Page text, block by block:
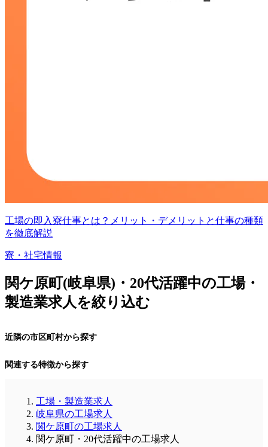
工場の即入寮仕事とは？メリット・デメリットと仕事の種類
を徹底解説
寮・社宅情報
関ケ原町(岐阜県)・20代活躍中の工場・
製造業求人を絞り込む
近隣の市区町村から探す
関連する特徴から探す
工場・製造業求人
岐阜県の工場求人
関ケ原町の工場求人
関ケ原町・20代活躍中の工場求人